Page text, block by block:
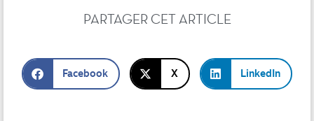
PARTAGER CET ARTICLE
Facebook X LinkedIn